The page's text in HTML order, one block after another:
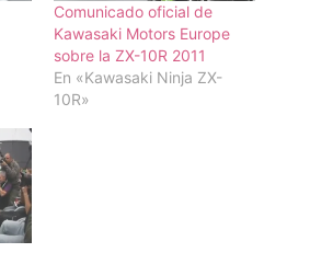
Comunicado oficial de
Kawasaki Motors Europe
sobre la ZX-10R 2011
En «Kawasaki Ninja ZX-
10R»